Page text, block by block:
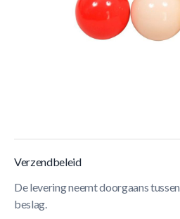
Korte Beschrijving
Verzendbeleid
De levering neemt doorgaans tussen
beslag.